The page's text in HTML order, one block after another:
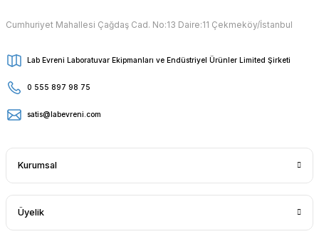
Cumhuriyet Mahallesi Çağdaş Cad. No:13 Daire:11 Çekmeköy/İstanbul
Lab Evreni Laboratuvar Ekipmanları ve Endüstriyel Ürünler Limited Şirketi
0 555 897 98 75
satis@labevreni.com
Kurumsal
Üyelik